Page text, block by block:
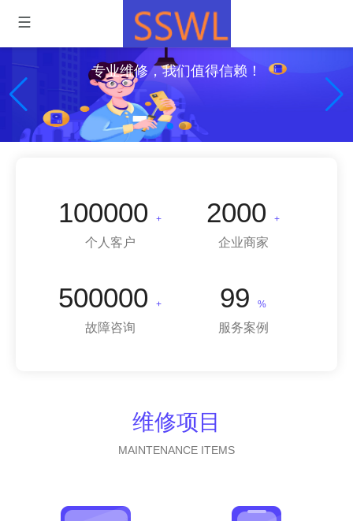
专业维修，我们值得信赖！
100000 +
个人客户
2000 +
企业商家
500000 +
故障咨询
99 %
服务案例
维修项目
MAINTENANCE ITEMS